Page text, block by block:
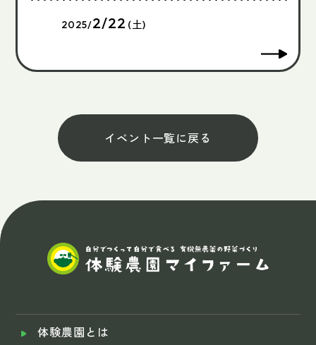
2025/2/22 (土)
イベント一覧に戻る
体験農園とは